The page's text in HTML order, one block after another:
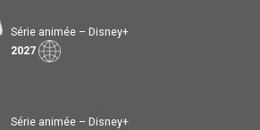
Série animée – Disney+
2027
Série animée – Disney+